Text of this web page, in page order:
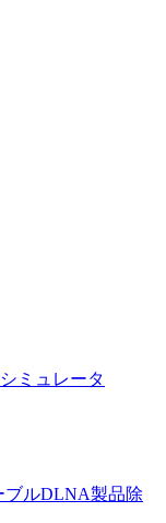
ミュレータ
ブルDLNA製品除